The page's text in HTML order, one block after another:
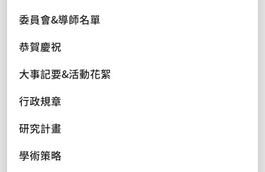
委員會&導師名單
恭賀慶祝
大事記要&活動花絮
行政規章
研究計畫
學術策略